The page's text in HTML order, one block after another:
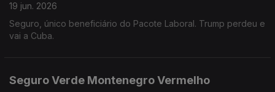
19 jun. 2026
Seguro, único beneficiário do Pacote Laboral. Trump perdeu e
vai a Cuba.
Seguro Verde Montenegro Vermelho